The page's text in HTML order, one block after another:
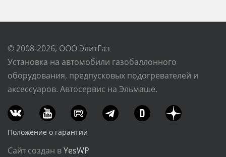
© 2008-2026, ООО ЭлитГаз
Установка на автомобили газобаллонного
оборудования, предпусковых подогревателей и
аксессуаров. Автосервис на Эльмаше.
Положение о гарантии
Сайт создан вYesWP